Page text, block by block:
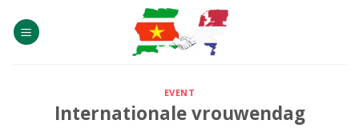
content
EVENT
Internationale vrouwendag